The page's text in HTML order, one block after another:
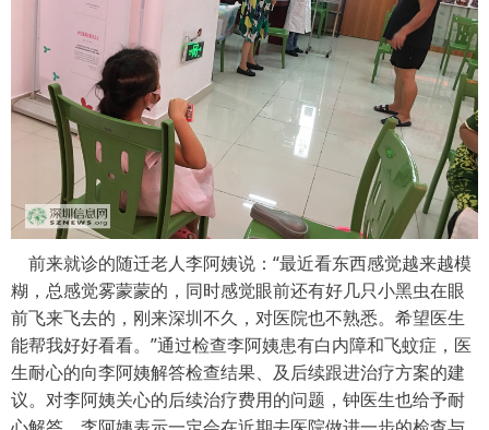
前来就诊的随迁老人李阿姨说：“最近看东西感觉越来越模
糊，总感觉雾蒙蒙的，同时感觉眼前还有好几只小黑虫在眼
前飞来飞去的，刚来深圳不久，对医院也不熟悉。希望医生
能帮我好好看看。”通过检查李阿姨患有白内障和飞蚊症，医
生耐心的向李阿姨解答检查结果、及后续跟进治疗方案的建
议。对李阿姨关心的后续治疗费用的问题，钟医生也给予耐